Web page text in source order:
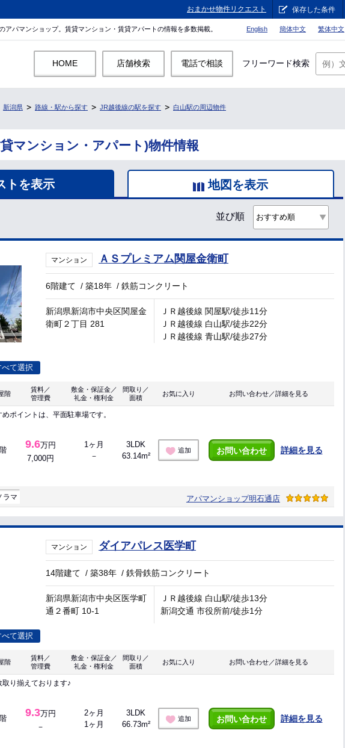
おまかせ物件リクエスト 保存した条件
アパマンショップ。賃貸マンション・賃貸アパートの情報を多数掲載。 English 簡体中文 繁体中文
HOME 店舗検索 電話で相談 フリーワード検索
新潟県 路線・駅から探す JR越後線の駅を探す 白山駅の周辺物件
マンション・アパート)物件情報
トを表示 地図を表示
並び順
マンション ＡＳプレミアム関屋金衛町
6階建て /築18年 /鉄筋コンクリート
新潟県新潟市中央区関屋金
衛町２丁目 281
ＪＲ越後線 関屋駅/徒歩11分
ＪＲ越後線 白山駅/徒歩22分
ＪＲ越後線 青山駅/徒歩27分
て選択
階
賃料／
管理費
敷金・保証金／
礼金・権利金
間取り／
面積
お気に入り お問い合わせ／詳細を見る
ポイントは、平面駐車場です。
9.6万円
7,000円
1ヶ月
－
3LDK
63.14m²
追加 お問い合わせ 詳細を見る
ラマ アパマンショップ明石通店
マンション ダイアパレス医学町
14階建て /築38年 /鉄骨鉄筋コンクリート
新潟県新潟市中央区医学町
通２番町 10-1
ＪＲ越後線 白山駅/徒歩13分
新潟交通 市役所前/徒歩1分
て選択
階
賃料／
管理費
敷金・保証金／
礼金・権利金
間取り／
面積
お気に入り お問い合わせ／詳細を見る
り揃えております♪
9.3万円
－
2ヶ月
1ヶ月
3LDK
66.73m²
追加 お問い合わせ 詳細を見る